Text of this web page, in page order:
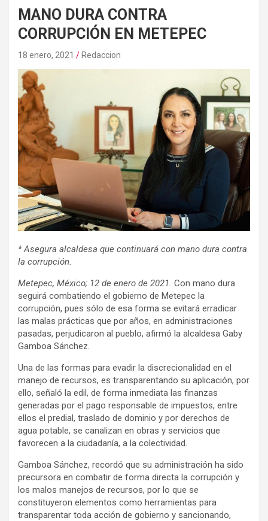
MANO DURA CONTRA
CORRUPCIÓN EN METEPEC
18 enero, 2021 Redaccion
* Asegura alcaldesa que continuará con mano dura contra
la corrupción.
Metepec, México; 12 de enero de 2021. Con mano dura
seguirá combatiendo el gobierno de Metepec la
corrupción, pues sólo de esa forma se evitará erradicar
las malas prácticas que por años, en administraciones
pasadas, perjudicaron al pueblo, afirmó la alcaldesa Gaby
Gamboa Sánchez.
Una de las formas para evadir la discrecionalidad en el
manejo de recursos, es transparentando su aplicación, por
ello, señaló la edil, de forma inmediata las finanzas
generadas por el pago responsable de impuestos, entre
ellos el predial, traslado de dominio y por derechos de
agua potable, se canalizan en obras y servicios que
favorecen a la ciudadanía, a la colectividad.
Gamboa Sánchez, recordó que su administración ha sido
precursora en combatir de forma directa la corrupción y
los malos manejos de recursos, por lo que se
constituyeron elementos como herramientas para
transparentar toda acción de gobierno y sancionando,